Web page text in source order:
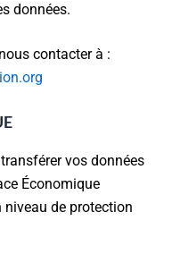
données.
contacter à :
vos données
Économique
niveau de protection